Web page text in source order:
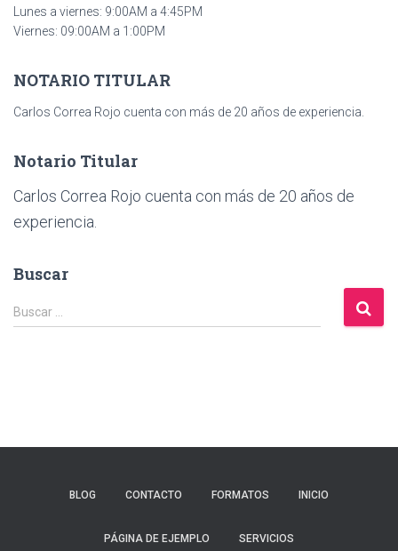
Lunes a viernes: 9:00AM a 4:45PM
Viernes: 09:00AM a 1:00PM
NOTARIO TITULAR
Carlos Correa Rojo cuenta con más de 20 años de experiencia.
Notario Titular
Carlos Correa Rojo cuenta con más de 20 años de
experiencia.
Buscar
B
u
Buscar …
BLOG CONTACTO FORMATOS INICIO
PÁGINA DE EJEMPLO SERVICIOS